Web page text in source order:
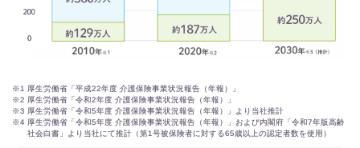
※1 厚生労働省「平成22年度 介護保険事業状況報告（年報）」
※2 厚生労働省「令和2年度 介護保険事業状況報告（年報）」
※3 厚生労働省「令和5年度 介護保険事業状況報告（年報）」より当社推計
※4 厚生労働省「令和5年度 介護保険事業状況報告（年報）」および内閣府「令和7年版高齢
社会白書」より当社にて推計（第1号被保険者に対する65歳以上の認定者数を使用）